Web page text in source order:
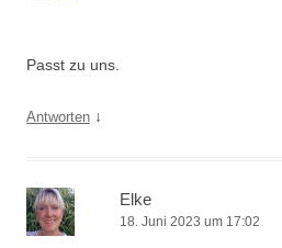
Passt zu uns.
Antworten ↓
Elke
18. Juni 2023 um 17:02